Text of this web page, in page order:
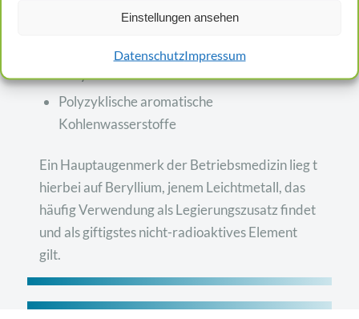
Einstellungen ansehen
DatenschutzImpressum
Cobalt und Cobaltverbindungen
Acrylnitril
Polyzyklische aromatische
Kohlenwasserstoffe
Ein Hauptaugenmerk der Betriebsmedizin lieg t
hierbei auf Beryllium, jenem Leichtmetall, das
häufig Verwendung als Legierungszusatz findet
und als giftigstes nicht-radioaktives Element
gilt.